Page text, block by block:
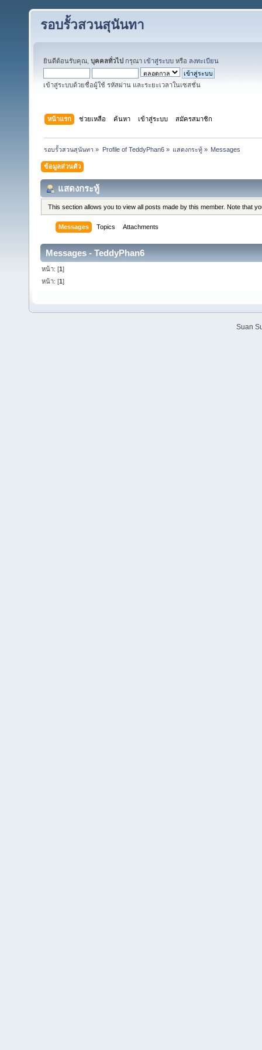
รอบรั้วสวนสุนันทา
ยินดีต้อนรับคุณ, บุคคลทั่วไป กรุณา เข้าสู่ระบบ หรือ ลงทะเบียน
เข้าสู่ระบบด้วยชื่อผู้ใช้ รหัสผ่าน และระยะเวลาในเซสชั่น
หน้าแรก ช่วยเหลือ ค้นหา เข้าสู่ระบบ สมัครสมาชิก
รอบรั้วสวนสุนันทา » Profile of TeddyPhan6» แสดงกระทู้» Messages
ข้อมูลส่วนตัว
แสดงกระทู้
This section allows you to view all posts made by this member. Note that
Messages Topics Attachments
Messages - TeddyPhan6
หน้า: [1]
หน้า: [1]
Suan